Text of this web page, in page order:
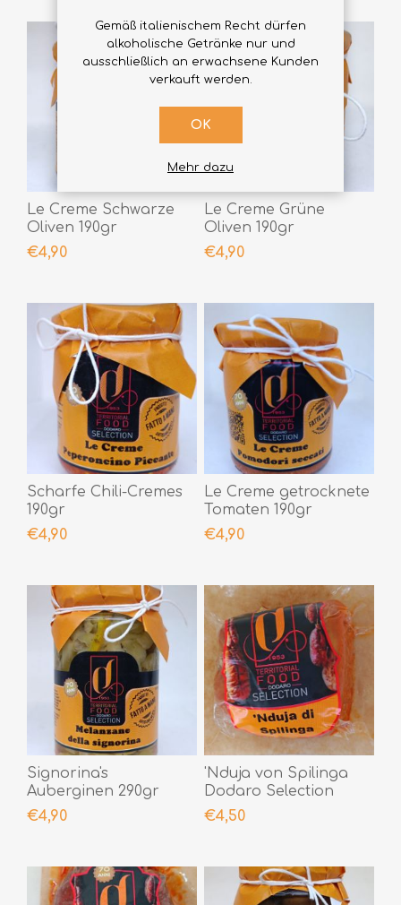
Le Creme Schwarze
Oliven 190gr
€4,90
Le Creme Grüne
Oliven 190gr
€4,90
Scharfe Chili-Cremes
190gr
€4,90
Le Creme getrocknete
Tomaten 190gr
€4,90
Signorina's
Auberginen 290gr
€4,90
'Nduja von Spilinga
Dodaro Selection
200gr
€4,50
Gemäß italienischem Recht dürfen
alkoholische Getränke nur und
ausschließlich an erwachsene Kunden
verkauft werden.
OK
Mehr dazu